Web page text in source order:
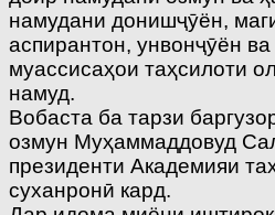
намудани донишҷӯён,
аспирантон, унвонҷӯён
муассисаҳои таҳсилоти
намуд.
Вобаста ба тарзи
озмун Муҳаммаддовуд
президенти Академияи
суханронӣ кард.